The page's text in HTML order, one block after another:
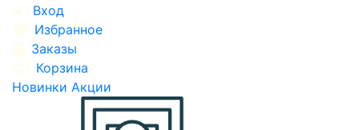
Вход
Избранное
Заказы
Корзина
Новинки Акции